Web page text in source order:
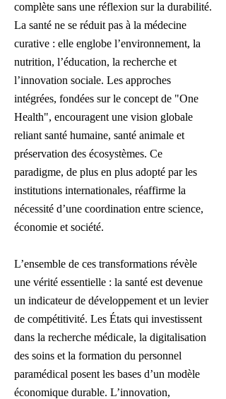
complète sans une réflexion sur la durabilité.
La santé ne se réduit pas à la médecine
curative : elle englobe l’environnement, la
nutrition, l’éducation, la recherche et
l’innovation sociale. Les approches
intégrées, fondées sur le concept de "One
Health", encouragent une vision globale
reliant santé humaine, santé animale et
préservation des écosystèmes. Ce
paradigme, de plus en plus adopté par les
institutions internationales, réaffirme la
nécessité d’une coordination entre science,
économie et société.
L’ensemble de ces transformations révèle
une vérité essentielle : la santé est devenue
un indicateur de développement et un levier
de compétitivité. Les États qui investissent
dans la recherche médicale, la digitalisation
des soins et la formation du personnel
paramédical posent les bases d’un modèle
économique durable. L’innovation,